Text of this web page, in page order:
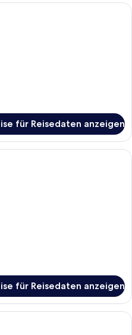
Ein Hotelzimmer mit einem großen
für Reisedaten anzeigen
Ein modernes Schlafzimmer mit
für Reisedaten anzeigen